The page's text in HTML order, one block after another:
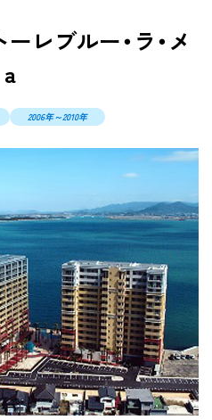
レブルー・ラ・メ
2006年～2010年